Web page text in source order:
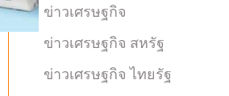
ข่าวเศรษฐกิจ
ข่าวเศรษฐกิจ สหรัฐ
ข่าวเศรษฐกิจ ไทยรัฐ